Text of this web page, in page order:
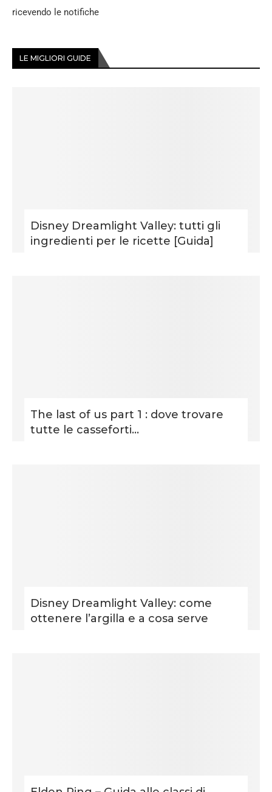
ricevendo le notifiche
LE MIGLIORI GUIDE
Disney Dreamlight Valley: tutti gli
ingredienti per le ricette [Guida]
The last of us part 1 : dove trovare
tutte le casseforti...
Disney Dreamlight Valley: come
ottenere l’argilla e a cosa serve